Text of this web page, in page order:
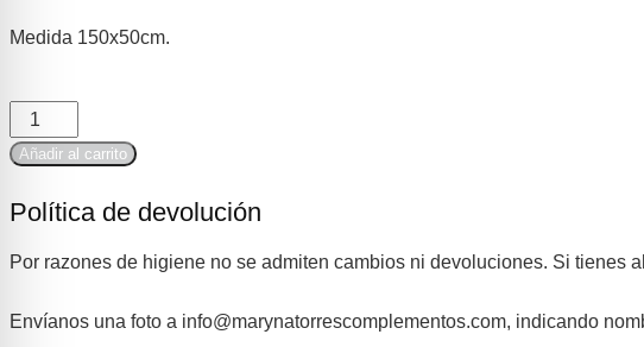
Medida 150x50cm.
Añadir al carrito
Política de devolución
Por razones de higiene no se admiten cambios ni devoluciones. Si tienes
Envíanos una foto a info@marynatorrescomplementos.com, indicando